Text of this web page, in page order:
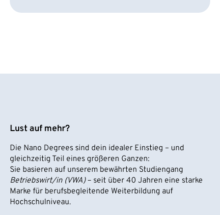
Lust auf mehr?
Die Nano Degrees sind dein idealer Einstieg – und
gleichzeitig Teil eines größeren Ganzen:
Sie basieren auf unserem bewährten Studiengang
Betriebswirt/in (VWA)– seit über 40 Jahren eine starke
Marke für berufsbegleitende Weiterbildung auf
Hochschulniveau.